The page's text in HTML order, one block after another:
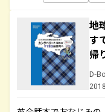
地
す
帰
D-